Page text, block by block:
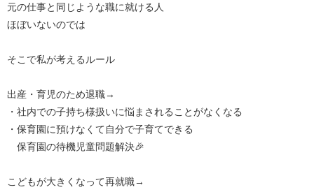
元の仕事と同じような職に就ける人
ほぼいないのでは
そこで私が考えるルール
出産・育児のため退職→
・社内での子持ち様扱いに悩まされることがなくなる
・保育園に預けなくて自分で子育てできる
保育園の待機児童問題解決🎉
こどもが大きくなって再就職→